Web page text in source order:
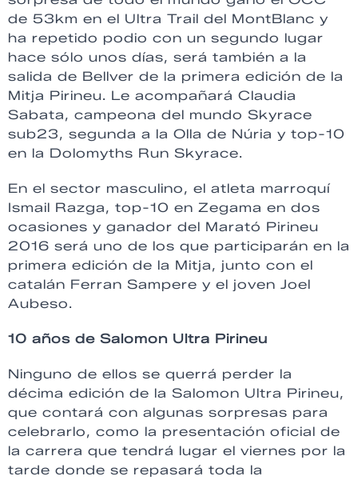
de 53km en el Ultra Trail del MontBlanc y
ha repetido podio con un segundo lugar
hace sólo unos días, será también a la
salida de Bellver de la primera edición de la
Mitja Pirineu. Le acompañará Claudia
Sabata, campeona del mundo Skyrace
sub23, segunda a la Olla de Núria y top-10
en la Dolomyths Run Skyrace.
En el sector masculino, el atleta marroquí
Ismail Razga, top-10 en Zegama en dos
ocasiones y ganador del Marató Pirineu
2016 será uno de los que participarán en la
primera edición de la Mitja, junto con el
catalán Ferran Sampere y el joven Joel
Aubeso.
10 años de Salomon Ultra Pirineu
Ninguno de ellos se querrá perder la
décima edición de la Salomon Ultra Pirineu,
que contará con algunas sorpresas para
celebrarlo, como la presentación oficial de
la carrera que tendrá lugar el viernes por la
tarde donde se repasará toda la